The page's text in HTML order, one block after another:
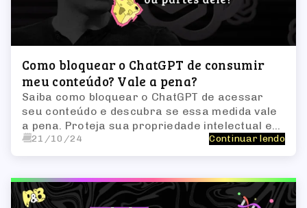
Como bloquear o ChatGPT de consumir
meu conteúdo? Vale a pena?
Saiba como bloquear o ChatGPT de acessar
seu conteúdo e descubra se essa medida vale
a pena. Proteja sua propriedade intelectual e
controle o uso das suas criações.
21/10/24 Continuar lendo